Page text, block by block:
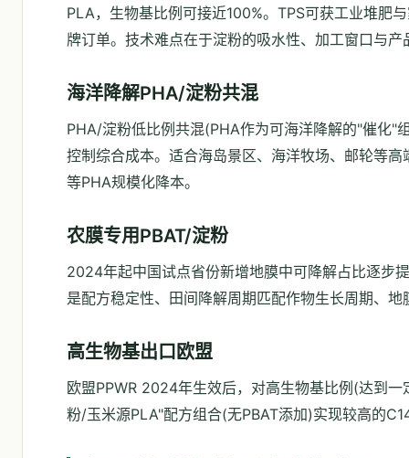
PLA，生物基比例可接近100%。TPS可获工业堆肥
牌订单。技术难点在于淀粉的吸水性、加工窗口与产
海洋降解PHA/淀粉共混
PHA/淀粉低比例共混(PHA作为可海洋降解的"催化"
控制综合成本。适合海岛景区、海洋牧场、邮轮等
等PHA规模化降本。
农膜专用PBAT/淀粉
2024年起中国试点省份新增地膜中可降解占比逐步
是配方稳定性、田间降解周期匹配作物生长周期、
高生物基出口欧盟
欧盟PPWR 2024年生效后，对高生物基比例(达到
粉/玉米源PLA"配方组合(无PBAT添加)实现较高的